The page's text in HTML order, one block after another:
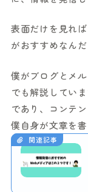
表面だけを見れ
がおすすめなん
僕がブログとメ
でも解説してい
であり、コンテ
僕自身が文章を
関連記事